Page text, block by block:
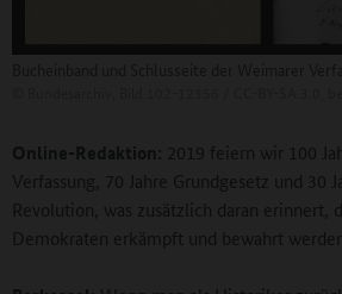
Online-Redaktion:
2019 feiern wir 100
Verfassung, 70 Jahre Grundgesetz und 30
Revolution, was zusätzlich daran erinnert,
Demokraten erkämpft und bewahrt werden